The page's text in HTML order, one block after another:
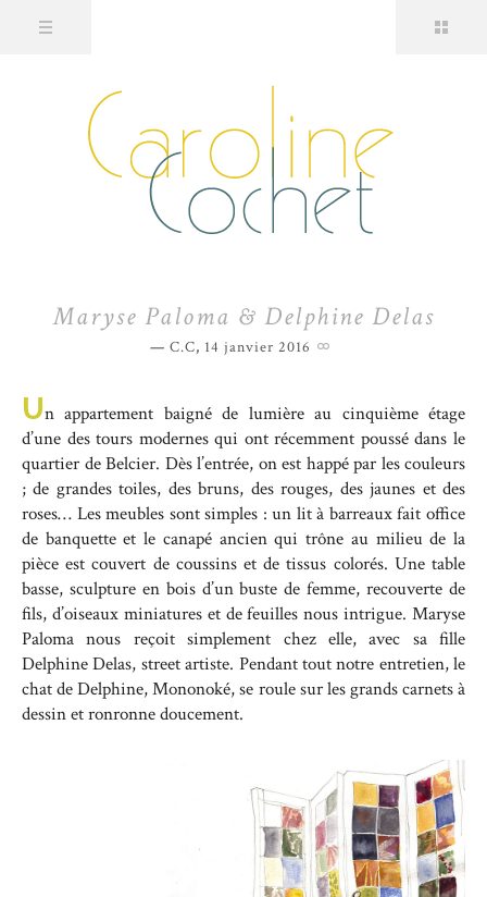
Maryse Paloma & Delphine Delas
C.C, 14 janvier 2016
Un appartement baigné de lumière au cinquième étage
d’une des tours modernes qui ont récemment poussé dans le
quartier de Belcier. Dès l’entrée, on est happé par les couleurs
; de grandes toiles, des bruns, des rouges, des jaunes et des
roses… Les meubles sont simples : un lit à barreaux fait office
de banquette et le canapé ancien qui trône au milieu de la
pièce est couvert de coussins et de tissus colorés. Une table
basse, sculpture en bois d’un buste de femme, recouverte de
fils, d’oiseaux miniatures et de feuilles nous intrigue. Maryse
Paloma nous reçoit simplement chez elle, avec sa fille
Delphine Delas, street artiste. Pendant tout notre entretien, le
chat de Delphine, Mononoké, se roule sur les grands carnets à
dessin et ronronne doucement.